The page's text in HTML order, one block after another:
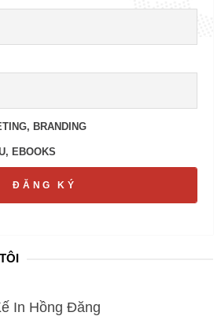
BRANDING
EBOOKS
ĐĂNG KÝ
In Hồng Đăng